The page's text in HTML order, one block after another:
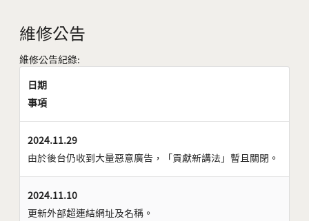
維修公告
維修公告紀錄:
日期
事項
2024.11.29
由於後台仍收到大量惡意廣告，「貢獻新講法」暫且關閉。
2024.11.10
更新外部超連結網址及名稱。